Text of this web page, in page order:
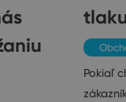
Pokiaľ